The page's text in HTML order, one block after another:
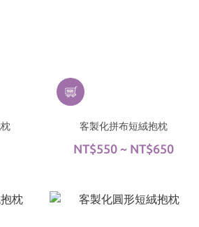
客製化拼布短絨抱枕
NT$550 ~ NT$650